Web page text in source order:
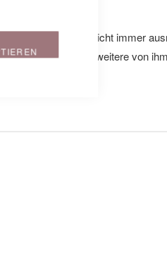
allein nicht immer
ziehen sowie weitere von